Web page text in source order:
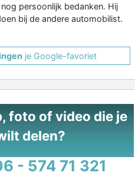
persoonlijk bedanken. Hij
bij de andere automobilist.
je Google-favoriet
foto of video die je
delen?
- 574 71 321